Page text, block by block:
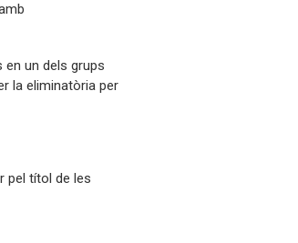
en un dels grups
la eliminatòria per
pel títol de les